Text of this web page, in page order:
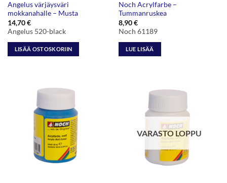
Angelus värjäysväri
mokkanahalle – Musta
14,70€
Angelus 520-black
LISÄÄ OSTOSKORIIN
Noch Acrylfarbe –
Tummanruskea
8,90€
Noch 61189
LUE LISÄÄ
VARASTO LOPPU